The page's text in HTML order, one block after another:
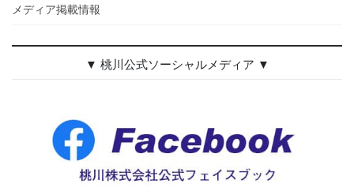
メディア掲載情報
▼ 桃川公式ソーシャルメディア ▼